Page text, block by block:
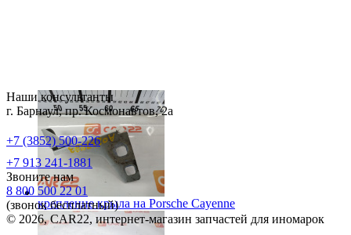
крепление крыла на Porsche Cayenne
Наши консультанты
г. Барнаул, пр. Космонавтов, 2а
+7 (3852) 500-226
+7 913 241-1881
Звоните нам
8 800 500 22 01
(звонок бесплатный)
© 2026, CAR22, интернет-магазин запчастей для иномарок